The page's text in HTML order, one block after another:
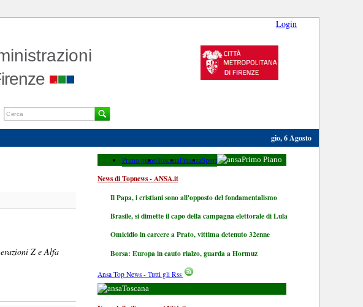
Login
gio, 6 Agosto
Z e Alfa
Primo pianoToscanaFinanzaSport Primo Piano
News di Topnews - ANSA.it
Il Papa, i cristiani sono all'opposto del fondamentalismo
Brasile, si dimette il capo della campagna elettorale di Lula
Omicidio in carcere a Prato, vittima detenuto 32enne
Borsa: Europa in cauto rialzo, guarda a Hormuz
Ansa Top News - Tutti gli Rss
Toscana